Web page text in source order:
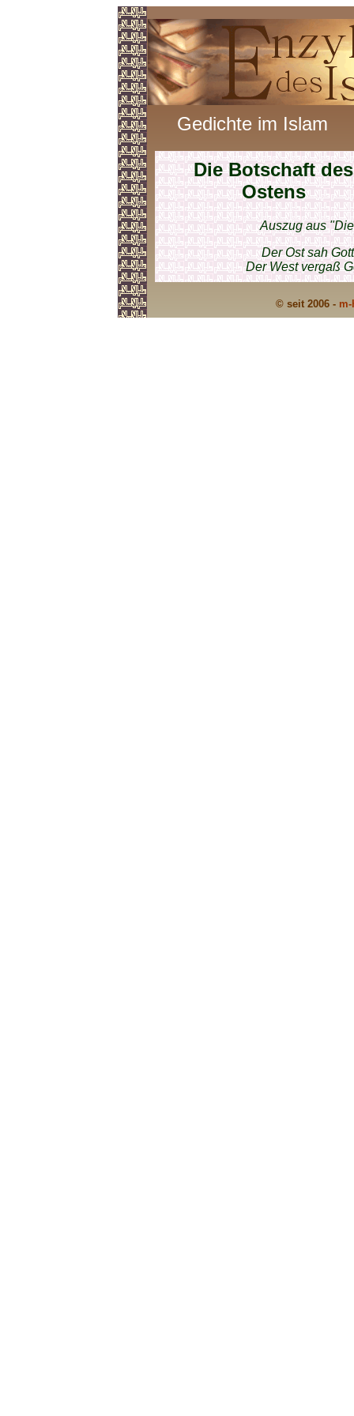
Gedichte im Islam
Die Botschaft des
Ostens
Auszug aus
Der Ost sah
Der West vergaß
© seit 2006 -